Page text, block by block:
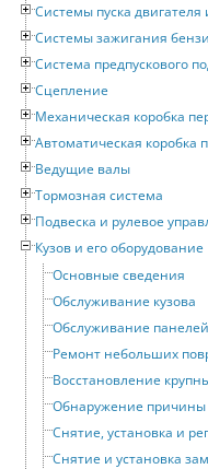
Системы пуска двигателя
Системы зажигания
Система предпускового
Сцепление
Механическая коробка
Автоматическая коробка
Ведущие валы
Тормозная система
Подвеска и рулевое
Кузов и его оборудование
Основные сведения
Обслуживание кузова
Обслуживание
Ремонт небольших
Восстановление
Обнаружение причины
Снятие, установка и
Снятие и установка